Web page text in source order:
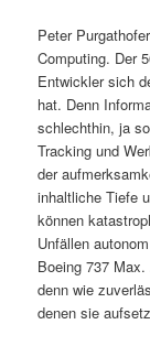
r
i
n
g
e
n
s
p
r
i
n
g
e
Peter
Computing. Der
Entwickler sich
hat. Denn
schlechthin, ja
Tracking und
der
inhaltliche Tiefe
können
Unfällen
Boeing 737
denn wie
denen sie